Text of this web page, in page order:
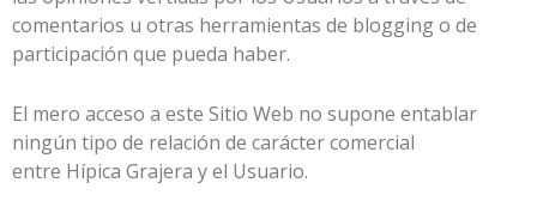
comentarios u otras herramientas de blogging o de
participación que pueda haber.
El mero acceso a este Sitio Web no supone entablar
ningún tipo de relación de carácter comercial
entre Hípica Grajera y el Usuario.